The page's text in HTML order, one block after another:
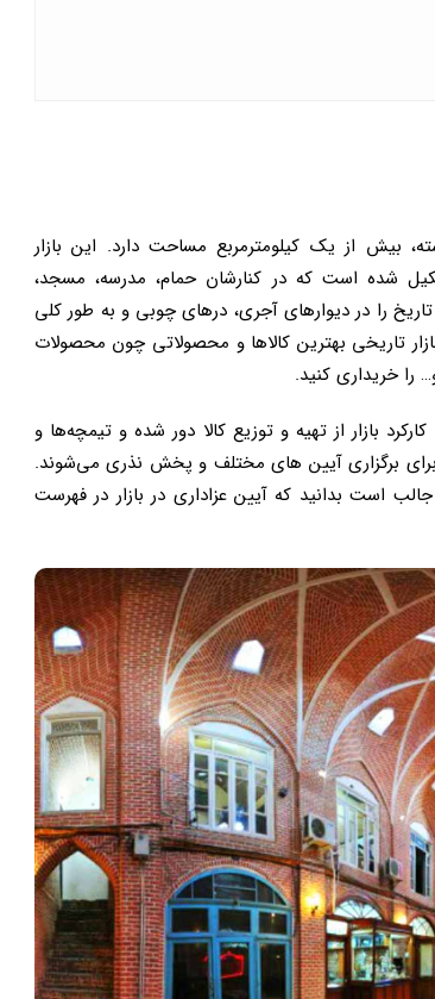
بیش از یک کیلومترمربع مساحت دارد. این بازار
۳۵ سرا، ۲۰ راسته و ۲۵ تیمچه تشکیل شده است که در کنارشان حمام، مدرسه، مسجد،
تاریخ را در دیوارهای آجری، درهای چوبی و به طور کلی
تاریخی بهترین کالاها و محصولاتی چون محصولات
خریداری کنید.
بازار از تهیه و توزیع کالا دور شده و تیمچه‌ها و
برگزاری آیین های مختلف و پخش نذری می‌شوند.
است بدانید که آیین عزاداری در بازار در فهرست